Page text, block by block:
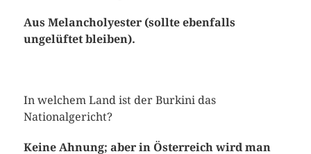
Aus Melancholyester (sollte ebenfalls
ungelüftet bleiben).
In welchem Land ist der Burkini das
Nationalgericht?
Keine Ahnung; aber in Österreich wird man